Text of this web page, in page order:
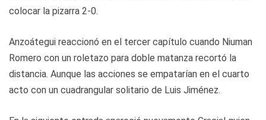
colocar la pizarra 2-0.
Anzoátegui reaccionó en el tercer capítulo cuando Niuman
Romero con un roletazo para doble matanza recortó la
distancia. Aunque las acciones se empatarían en el cuarto
acto con un cuadrangular solitario de Luis Jiménez.